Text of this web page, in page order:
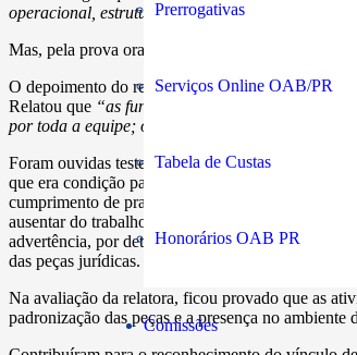
Prerrogativas
Serviços Online OAB/PR
Tabela de Custas
Honorários OAB PR
Comissões
operacional, estrutural e por meio de partição de
Mas, pela prova oral produzida, a relatora
O depoimento do representante da empresa
Relatou que “as funções do advogado são
por toda a equipe; os sócios exercem cargo de
Foram ouvidas testemunhas que trabalharam
que era condição para ingresso na ré. Os
cumprimento de prazos e estavam subordinados
ausentar do trabalho sem autorização, inclusive
advertência, por determinação da diretoria e dos
das peças jurídicas.
Na avaliação da relatora, ficou provado que as
padronização das peças e a presença no ambiente